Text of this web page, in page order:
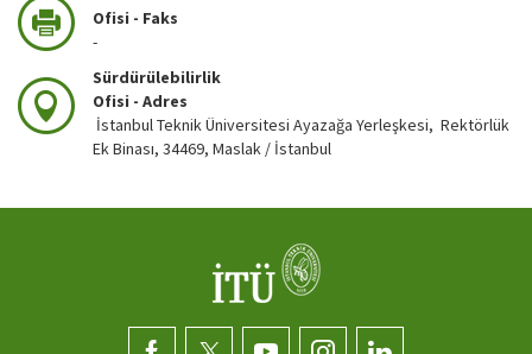
Ofisi - Faks
-
Sürdürülebilirlik
Ofisi - Adres
İstanbul Teknik Üniversitesi Ayazağa Yerleşkesi, Rektörlük
Ek Binası, 34469, Maslak / İstanbul